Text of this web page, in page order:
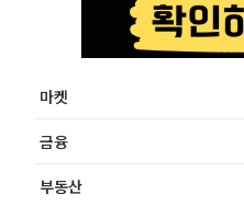
마켓
금융
부동산